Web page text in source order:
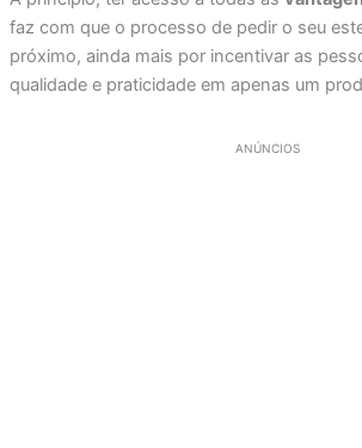
faz com que o processo de pedir o seu
próximo, ainda mais por incentivar as
qualidade e praticidade em apenas um
ANÚNCIOS